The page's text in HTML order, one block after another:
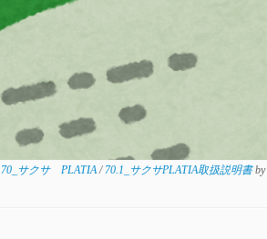
70_サクサ PLATIA/ 70.1_サクサPLATIA取扱説明書by